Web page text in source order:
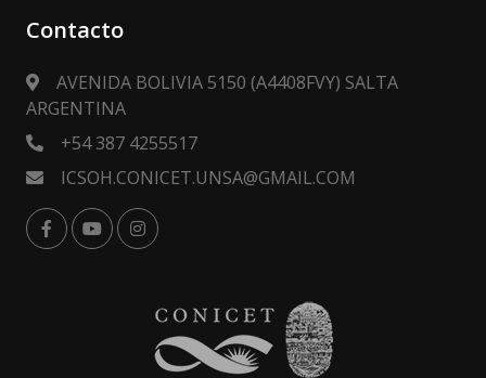
Contacto
AVENIDA BOLIVIA 5150 (A4408FVY) SALTA
ARGENTINA
+54 387 4255517
ICSOH.CONICET.UNSA@GMAIL.COM